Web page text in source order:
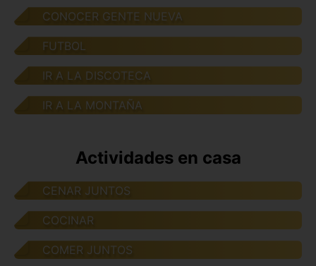
CONOCER GENTE NUEVA
FUTBOL
IR A LA DISCOTECA
IR A LA MONTAÑA
Actividades en casa
CENAR JUNTOS
COCINAR
COMER JUNTOS